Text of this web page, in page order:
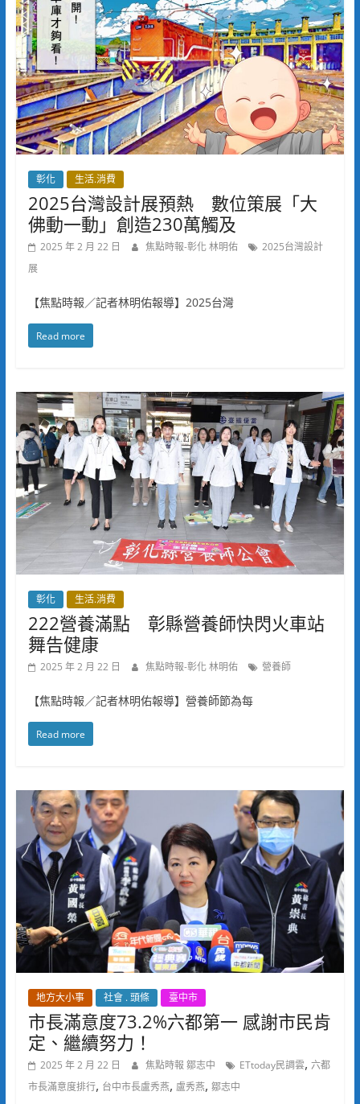
彰化 生活.消費
2025台灣設計展預熱 數位策展「大
佛動一動」創造230萬觸及
2025 年 2 月 22 日 焦點時報-彰化 林明佑
2025台灣設計
展
【焦點時報／記者林明佑報導】2025台灣
Read more
彰化 生活.消費
222營養滿點 彰縣營養師快閃火車站
舞告健康
2025 年 2 月 22 日 焦點時報-彰化 林明佑 營養師
【焦點時報／記者林明佑報導】營養師節為每
Read more
地方大小事 社會 . 頭條 臺中市
市長滿意度73.2%六都第一 感謝市民肯
定、繼續努力！
2025 年 2 月 22 日 焦點時報 鄒志中 ETtoday民調雲, 六都
市長滿意度排行, 台中市長盧秀燕, 盧秀燕, 鄒志中